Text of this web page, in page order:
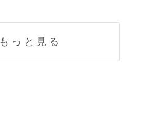
もっと見る